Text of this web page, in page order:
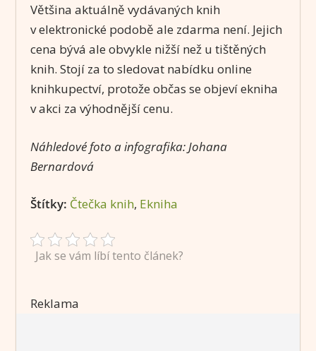
Většina aktuálně vydávaných knih
v elektronické podobě ale zdarma není. Jejich
cena bývá ale obvykle nižší než u tištěných
knih. Stojí za to sledovat nabídku online
knihkupectví, protože občas se objeví ekniha
v akci za výhodnější cenu.
Náhledové foto a infografika:Johana
Bernardová
Štítky: Čtečka knih, Ekniha
Jak se vám líbí tento článek?
Reklama